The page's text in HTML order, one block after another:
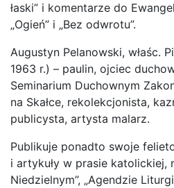
łaski” i komentarze do
„Ogień” i „Bez odwrotu”.
Augustyn Pelanowski, właśc.
1963 r.) – paulin, ojciec
Seminarium Duchownym
na Skałce, rekolekcjonista,
publicysta, artysta malarz.
Publikuje ponadto swoje
i artykuły w prasie katolickiej,
Niedzielnym”, „Agendzie